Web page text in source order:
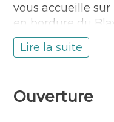
vous accueille
en bordure du
de halage, à deux
toutes ses
hébergement
Lire la suite
Ouverture